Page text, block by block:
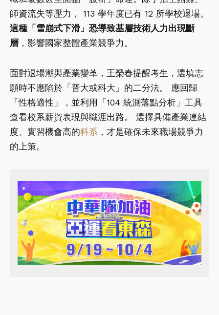
師資流失等壓力， 113 學年度已有 12 所學校退場。
這種「雪崩式下滑」恐導致基層技術人力出現斷
層 ，影響國家整體產業競爭力。
面對退場潮與產業變革，王榮春提醒考生，選填志
願時不應陷於「普大或科大」的二分法。 應回歸
「性格適性」，並利用「104 統測落點分析」工具
查看校系薪資表現與職涯出路。 選擇具備產業連結
度、實習機會高的科系 ，才是確保未來職場競爭力
的上策。